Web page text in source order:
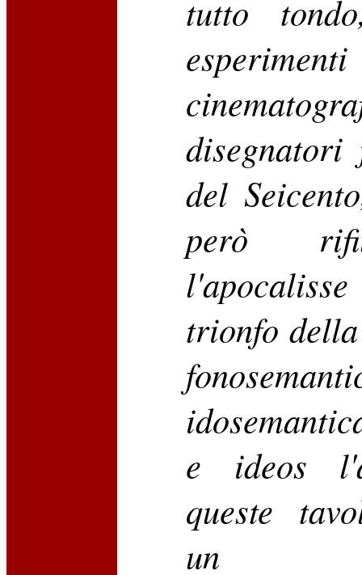
tutto
esperimenti
disegnatori
del
però
trionfo
e ideos
queste
un